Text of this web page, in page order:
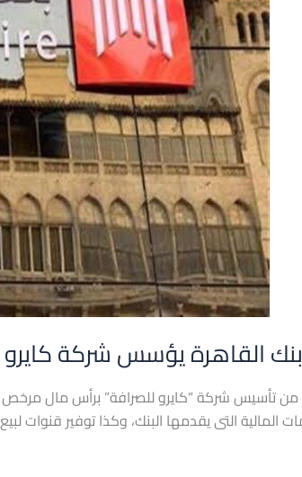
بنك القاهرة يؤسس شركة كايرو
التى يقدمها البنك، وكذا توفير قنوات